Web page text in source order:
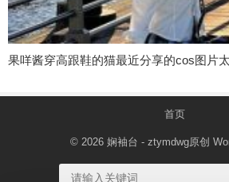
果咩酱穿高跟鞋的猫最近分享的cos图片
首页
© 2026 娴袖台 - ztymdwg原创